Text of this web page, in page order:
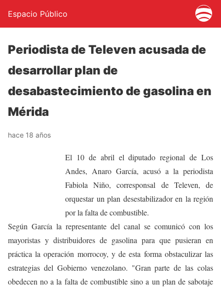
Espacio Público
Periodista de Televen acusada de
desarrollar plan de
desabastecimiento de gasolina en
Mérida
hace 18 años
El 10 de abril el diputado regional de Los
Andes, Anaro García, acusó a la periodista
Fabiola Niño, corresponsal de Televen, de
orquestar un plan desestabilizador en la región
por la falta de combustible.
Según García la representante del canal se comunicó con los
mayoristas y distribuidores de gasolina para que pusieran en
práctica la operación morrocoy, y de esta forma obstaculizar las
estrategias del Gobierno venezolano. "Gran parte de las colas
obedecen no a la falta de combustible sino a un plan de sabotaje